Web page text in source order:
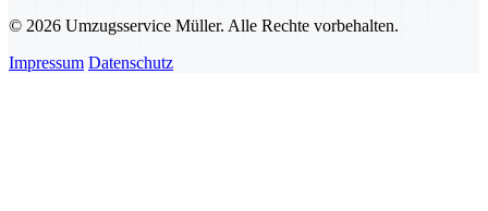
© 2026 Umzugsservice Müller. Alle Rechte vorbehalten.
Impressum Datenschutz